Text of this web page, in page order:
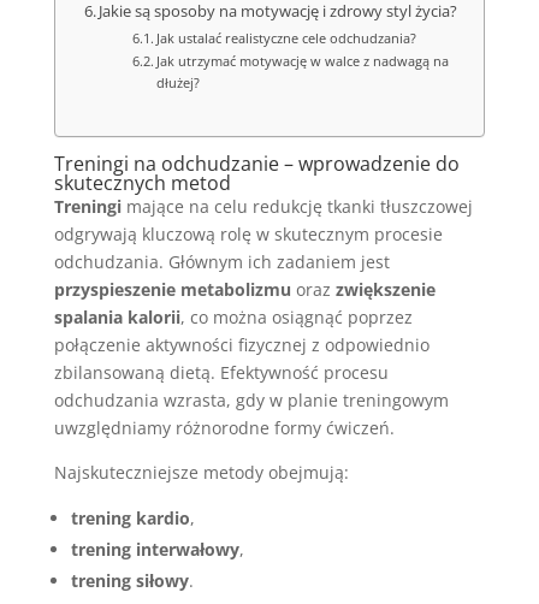
Jakie są sposoby na motywację i zdrowy styl życia?
Jak ustalać realistyczne cele odchudzania?
Jak utrzymać motywację w walce z nadwagą na
dłużej?
Treningi na odchudzanie – wprowadzenie do
skutecznych metod
Treningimające na celu redukcję tkanki tłuszczowej
odgrywają kluczową rolę w skutecznym procesie
odchudzania. Głównym ich zadaniem jest
przyspieszenie metabolizmu oraz zwiększenie
spalania kalorii, co można osiągnąć poprzez
połączenie aktywności fizycznej z odpowiednio
zbilansowaną dietą. Efektywność procesu
odchudzania wzrasta, gdy w planie treningowym
uwzględniamy różnorodne formy ćwiczeń.
Najskuteczniejsze metody obejmują:
trening kardio,
trening interwałowy,
trening siłowy.